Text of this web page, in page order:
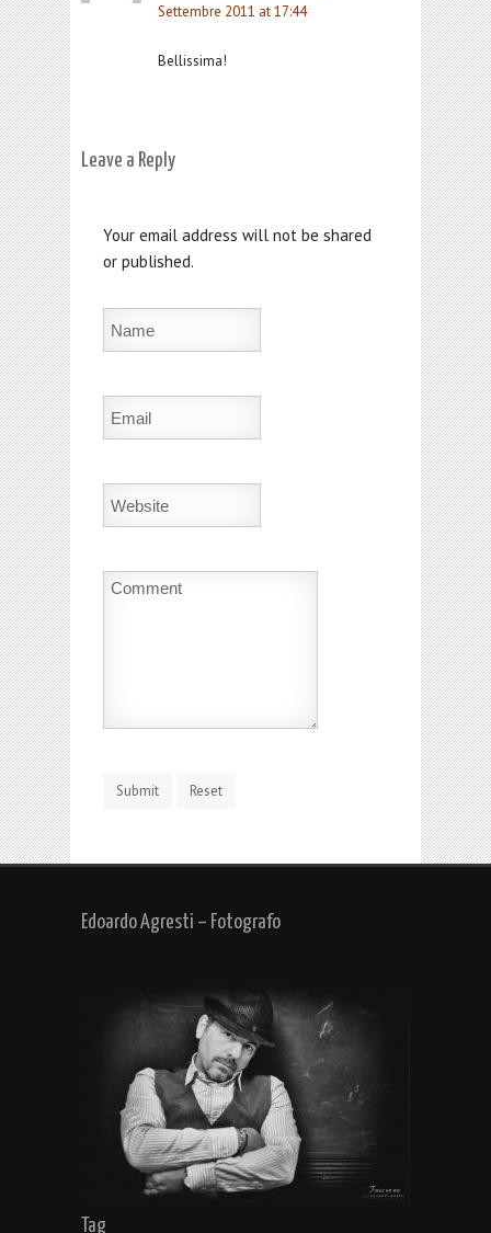
Settembre 2011 at 17:44
Bellissima!
Leave a Reply
Your email address will not be shared
or published.
Edoardo Agresti – Fotografo
Tag